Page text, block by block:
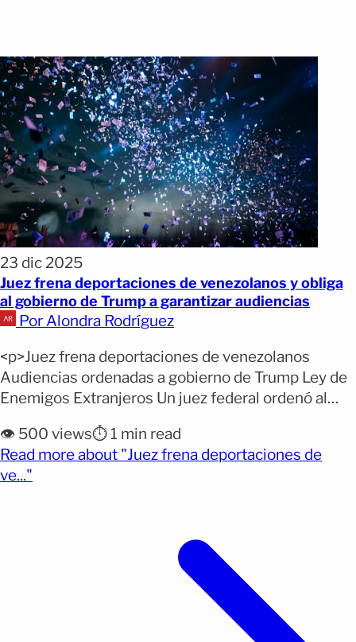
23 dic 2025
Juez frena deportaciones de venezolanos y obliga
al gobierno de Trump a garantizar audiencias
Por Alondra Rodríguez
<p>Juez frena deportaciones de venezolanos
Audiencias ordenadas a gobierno de Trump Ley de
Enemigos Extranjeros Un juez federal ordenó al
audiencias a cerca de 200 venezolanos deportados
a una prisión de máxima seguridad en El Salvador.
La decisión judicial señala que las expulsiones se
👁️ 500 views⏱️ 1 min read
Read more about "Juez frena deportaciones de
ve..."